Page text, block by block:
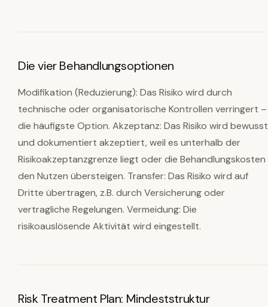
Die vier Behandlungsoptionen
Modifikation (Reduzierung): Das Risiko wird durch
technische oder organisatorische Kontrollen verringert –
die häufigste Option. Akzeptanz: Das Risiko wird bewusst
und dokumentiert akzeptiert, weil es unterhalb der
Risikoakzeptanzgrenze liegt oder die Behandlungskosten
den Nutzen übersteigen. Transfer: Das Risiko wird auf
Dritte übertragen, z.B. durch Versicherung oder
vertragliche Regelungen. Vermeidung: Die
risikoauslösende Aktivität wird eingestellt.
Risk Treatment Plan: Mindeststruktur